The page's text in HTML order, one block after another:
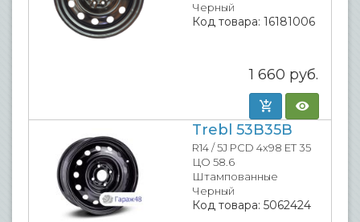
Черный
Код товара: 16181006
1 660 руб.
Trebl 53B35B
R14 / 5J PCD 4x98 ET 35
ЦО 58.6
Штампованные
Черный
Код товара: 5062424